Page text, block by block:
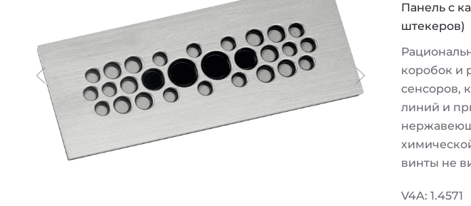
Панель с
штекеров)
коробок и
сенсоров,
линий и
винты не
V4A: 1.4571